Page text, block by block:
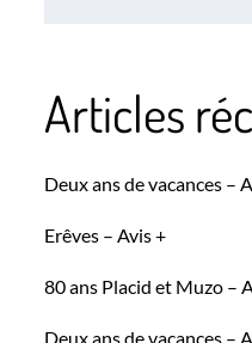
Articles
Deux ans de vacances –
Erêves – Avis +
80 ans Placid et Muzo –
Deux ans de vacances –